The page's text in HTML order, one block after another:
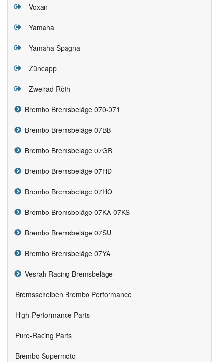
Voxan
Yamaha
Yamaha Spagna
Zündapp
Zweirad Ròth
Brembo Bremsbeläge 070-071
Brembo Bremsbeläge 07BB
Brembo Bremsbeläge 07GR
Brembo Bremsbeläge 07HD
Brembo Bremsbeläge 07HO
Brembo Bremsbeläge 07KA-07KS
Brembo Bremsbeläge 07SU
Brembo Bremsbeläge 07YA
Vesrah Racing Bremsbeläge
Bremsscheiben Brembo Performance
High-Performance Parts
Pure-Racing Parts
Brembo Supermoto